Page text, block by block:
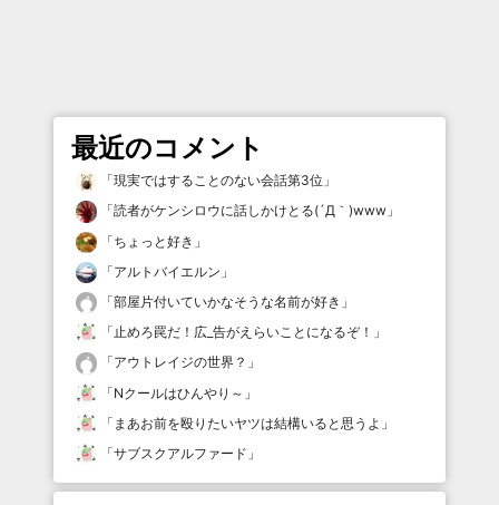
最近のコメント
「現実ではすることのない会話第3位 」
「読者がケンシロウに話しかけとる(´Д｀)www 」
「ちょっと好き 」
「アルトバイエルン 」
「部屋片付いていかなそうな名前が好き 」
「止めろ罠だ！広_告がえらいことになるぞ！ 」
「アウトレイジの世界？ 」
「Nクールはひんやり～ 」
「 まあお前を殴りたいヤツは結構いると思うよ 」
「サブスクアルファード 」